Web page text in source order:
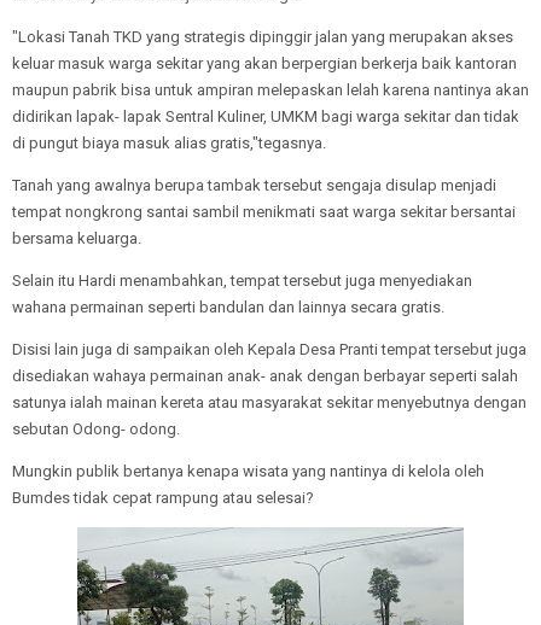
"Lokasi Tanah TKD yang strategis dipinggir jalan yang merupakan akses
keluar masuk warga sekitar yang akan berpergian berkerja baik kantoran
maupun pabrik bisa untuk ampiran melepaskan lelah karena nantinya akan
didirikan lapak- lapak Sentral Kuliner, UMKM bagi warga sekitar dan tidak
di pungut biaya masuk alias gratis,"tegasnya.
Tanah yang awalnya berupa tambak tersebut sengaja disulap menjadi
tempat nongkrong santai sambil menikmati saat warga sekitar bersantai
bersama keluarga.
Selain itu Hardi menambahkan, tempat tersebut juga menyediakan
wahana permainan seperti bandulan dan lainnya secara gratis.
Disisi lain juga di sampaikan oleh Kepala Desa Pranti tempat tersebut juga
disediakan wahaya permainan anak- anak dengan berbayar seperti salah
satunya ialah mainan kereta atau masyarakat sekitar menyebutnya dengan
sebutan Odong- odong.
Mungkin publik bertanya kenapa wisata yang nantinya di kelola oleh
Bumdes tidak cepat rampung atau selesai?